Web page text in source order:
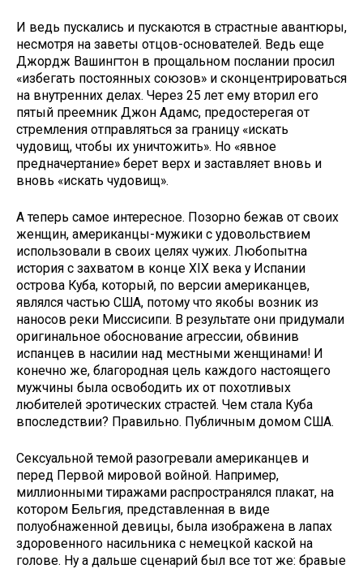
И ведь пускались и пускаются в страстные авантюры,
несмотря на заветы отцов-основателей. Ведь еще
Джордж Вашингтон в прощальном послании просил
«избегать постоянных союзов» и сконцентрироваться
на внутренних делах. Через 25 лет ему вторил его
пятый преемник Джон Адамс, предостерегая от
стремления отправляться за границу «искать
чудовищ, чтобы их уничтожить». Но «явное
предначертание» берет верх и заставляет вновь и
вновь «искать чудовищ».
А теперь самое интересное. Позорно бежав от своих
женщин, американцы-мужики с удовольствием
использовали в своих целях чужих. Любопытна
история с захватом в конце XIX века у Испании
острова Куба, который, по версии американцев,
являлся частью США, потому что якобы возник из
наносов реки Миссисипи. В результате они придумали
оригинальное обоснование агрессии, обвинив
испанцев в насилии над местными женщинами! И
конечно же, благородная цель каждого настоящего
мужчины была освободить их от похотливых
любителей эротических страстей. Чем стала Куба
впоследствии? Правильно. Публичным домом США.
Сексуальной темой разогревали американцев и
перед Первой мировой войной. Например,
миллионными тиражами распространялся плакат, на
котором Бельгия, представленная в виде
полуобнаженной девицы, была изображена в лапах
здоровенного насильника с немецкой каской на
голове. Ну а дальше сценарий был все тот же: бравые